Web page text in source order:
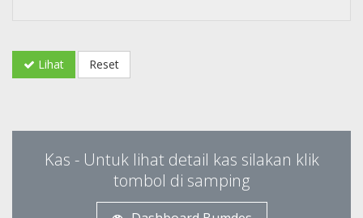
Lihat Reset
Kas - Untuk lihat detail kas silakan klik
tombol di samping